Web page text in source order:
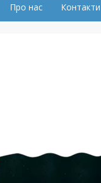
Про нас Контакти